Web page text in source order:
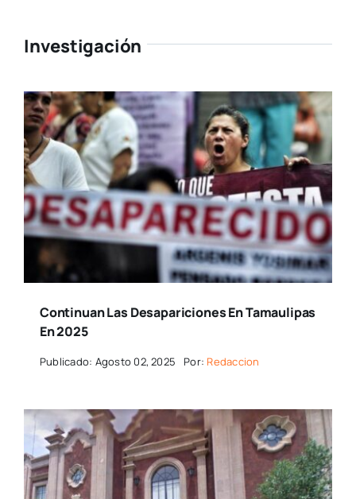
Investigación
Continuan Las Desapariciones En Tamaulipas
En 2025
Publicado: Agosto 02, 2025 Por: Redaccion